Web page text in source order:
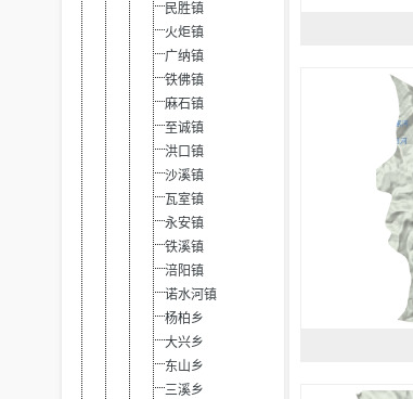
民胜镇
火炬镇
广纳镇
铁佛镇
麻石镇
至诚镇
洪口镇
沙溪镇
瓦室镇
永安镇
铁溪镇
涪阳镇
诺水河镇
杨柏乡
大兴乡
东山乡
三溪乡